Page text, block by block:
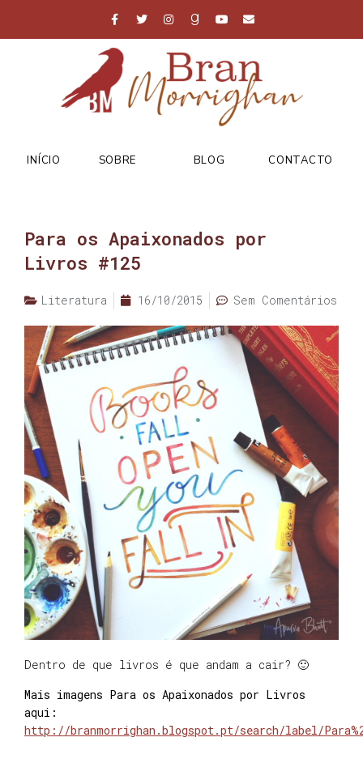
INÍCIO SOBRE BLOG CONTACTO
Para os Apaixonados por
Livros #125
Literatura 16/10/2015 Sem Comentários
Dentro de que livros é que andam a cair? 🙂
Mais imagens Para os Apaixonados por Livros
aqui:
http://branmorrighan.blogspot.pt/search/label/